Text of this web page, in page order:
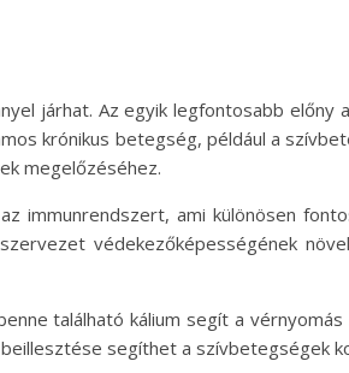
járhat. Az egyik legfontosabb előny
krónikus betegség, például a
megelőzéséhez.
immunrendszert, ami különösen
védekezőképességének
található kálium segít a
segíthet a szívbetegségek